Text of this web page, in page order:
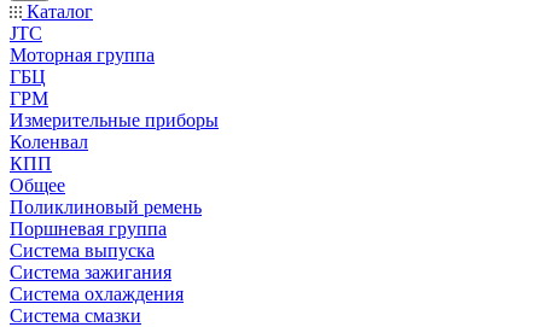
Каталог
JTC
Моторная группа
ГБЦ
ГРМ
Измерительные приборы
Коленвал
КПП
Общее
Поликлиновый ремень
Поршневая группа
Система выпуска
Система зажигания
Система охлаждения
Система смазки